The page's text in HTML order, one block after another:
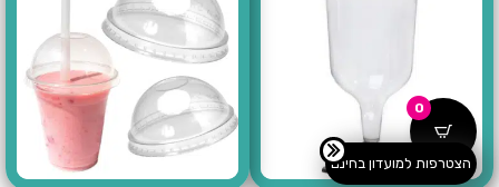
0
הצטרפות למועדון בחינם